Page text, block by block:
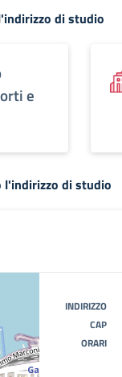
di studio
e
l'indirizzo di studio
INDIRIZZO
CAP
ORARI